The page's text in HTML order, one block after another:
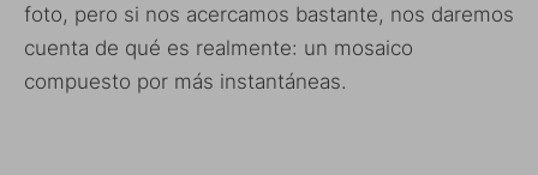
foto, pero si nos acercamos bastante, nos daremos
cuenta de qué es realmente: un mosaico
compuesto por más instantáneas.